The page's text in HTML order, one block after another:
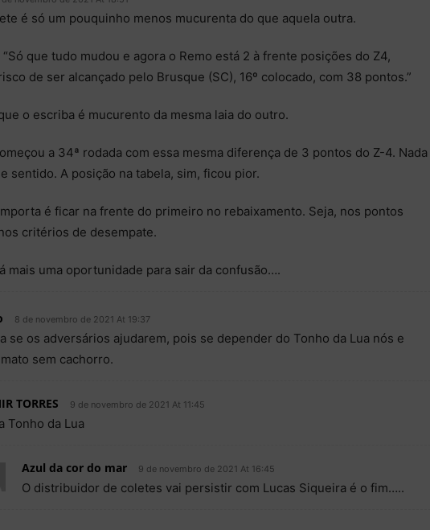
é só um pouquinho menos mucurenta do que aquela outra.
“Só que tudo mudou e agora o Remo está 2 à frente posições do Z4,
de ser alcançado pelo Brusque (SC), 16º colocado, com 38 pontos.”
o escriba é mucurento da mesma laia do outro.
a 34ª rodada com essa mesma diferença de 3 pontos do Z-4. Nada
sentido. A posição na tabela, sim, ficou pior.
é ficar na frente do primeiro no rebaixamento. Seja, nos pontos
critérios de desempate.
mais uma oportunidade para sair da confusão….
8 de novembro de 2021 At 19:37
se os adversários ajudarem, pois se depender do Tonho da Lua nós e
sem cachorro.
TORRES 9 de novembro de 2021 At 11:45
Tonho da Lua
Azul da cor do mar 9 de novembro de 2021 At 16:45
O distribuidor de coletes vai persistir com Lucas Siqueira é o fim…..